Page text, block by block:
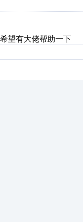
望有大佬帮助一下